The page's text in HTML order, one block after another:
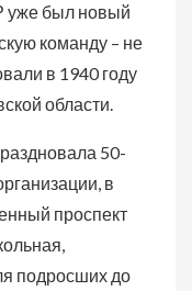
уже был новый
команду – не
в 1940 году
области.
50-
в
проспект
подросших до